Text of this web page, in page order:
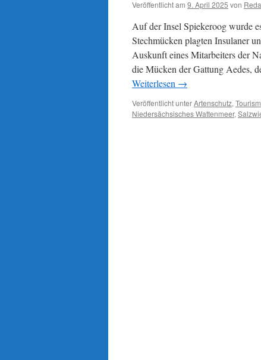
Veröffentlicht am 9. April 2025 von
Auf der Insel Spiekeroog wurde
Stechmücken plagten Insulaner
Auskunft eines Mitarbeiters der
die Mücken der Gattung Aedes,
Weiterlesen →
Veröffentlicht unterArtenschutz,
Niedersächsisches Wattenmeer,